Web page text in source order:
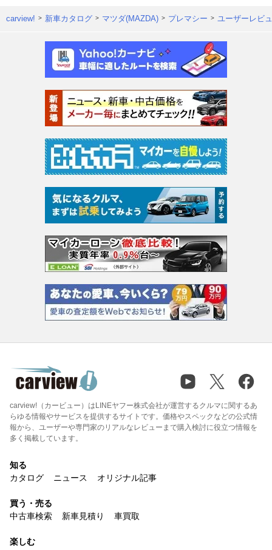
carview! 新車カタログ マツダ(MAZDA) プレマシー ユーザーレビ
carview!（カービュー）はLINEヤフー株式会社が運営するクルマに関するあ
らゆる情報やサービスを提供するサイトです。価格やスペックなどの公式情
報から、ユーザーや専門家のリアルなレビューまで購入検討に役立つ情報を
多く掲載しています。
知る
カタログ
ニュース オリジナル記事
買う・売る
中古車検索
新車見積り 車買取
楽しむ